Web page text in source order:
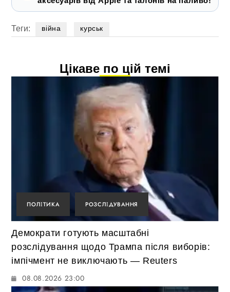
Теги: війна курськ
Цікаве по цій темі
ПОЛІТИКА РОЗСЛІДУВАННЯ
Демократи готують масштабні
розслідування щодо Трампа після виборів:
імпічмент не виключають — Reuters
08.08.2026 23:00